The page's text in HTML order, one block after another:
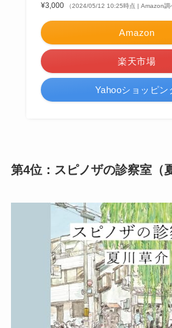
¥3,000
（2024/05/12 10:25時点 | Amazon調
Amazon
楽天市場
Yahooショッピン
第4位：スピノザの診察室（